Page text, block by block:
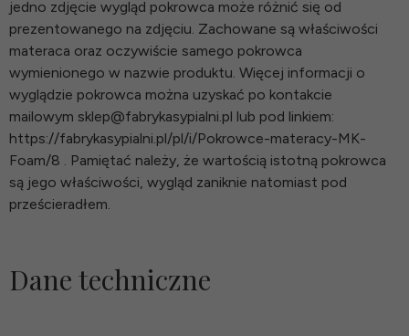
jedno zdjęcie wygląd pokrowca może różnić się od
prezentowanego na zdjęciu. Zachowane są właściwości
materaca oraz oczywiście samego pokrowca
wymienionego w nazwie produktu. Więcej informacji o
wyglądzie pokrowca można uzyskać po kontakcie
mailowym sklep@fabrykasypialni.pl lub pod linkiem:
https://fabrykasypialni.pl/pl/i/Pokrowce-materacy-MK-
Foam/8 . Pamiętać należy, że wartością istotną pokrowca
są jego właściwości, wygląd zaniknie natomiast pod
prześcieradłem.
Dane techniczne